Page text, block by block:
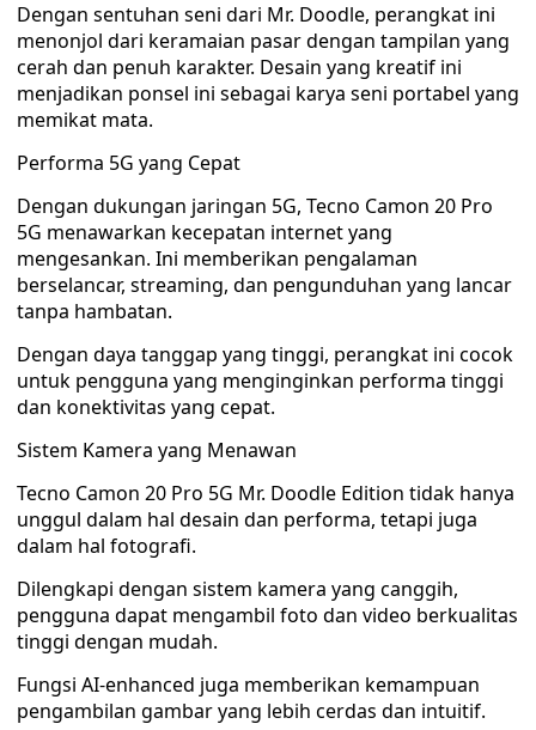
Dengan sentuhan seni dari Mr. Doodle, perangkat ini
menonjol dari keramaian pasar dengan tampilan yang
cerah dan penuh karakter. Desain yang kreatif ini
menjadikan ponsel ini sebagai karya seni portabel yang
memikat mata.
Performa 5G yang Cepat
Dengan dukungan jaringan 5G, Tecno Camon 20 Pro
5G menawarkan kecepatan internet yang
mengesankan. Ini memberikan pengalaman
berselancar, streaming, dan pengunduhan yang lancar
tanpa hambatan.
Dengan daya tanggap yang tinggi, perangkat ini cocok
untuk pengguna yang menginginkan performa tinggi
dan konektivitas yang cepat.
Sistem Kamera yang Menawan
Tecno Camon 20 Pro 5G Mr. Doodle Edition tidak hanya
unggul dalam hal desain dan performa, tetapi juga
dalam hal fotografi.
Dilengkapi dengan sistem kamera yang canggih,
pengguna dapat mengambil foto dan video berkualitas
tinggi dengan mudah.
Fungsi AI-enhanced juga memberikan kemampuan
pengambilan gambar yang lebih cerdas dan intuitif.